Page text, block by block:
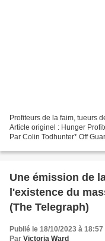
Profiteurs de la faim, tueurs
Article originel : Hunger
Par Colin Todhunter* Off
Une émission de
l'existence du
(The Telegraph)
Publié le 18/10/2023 à 18:57
Par Victoria Ward